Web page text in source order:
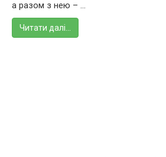
а разом з нею – ...
Читати далі…